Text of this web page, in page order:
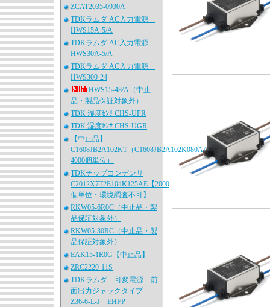
ZCAT2035-0930A
TDKラムダ AC入力電源
HWS15A-5/A
TDKラムダ AC入力電源
HWS30A-5/A
TDKラムダ AC入力電源
HWS300-24
HWS15-48/A（中止
品・製品保証対象外）
TDK 湿度ｾﾝｻ CHS-UPR
TDK 湿度ｾﾝｻ CHS-UGR
【中止品】
C1608JB2A102KT（C1608JB2A102K080AA、
4000個単位）
TDKチップコンデンサ
C2012X7T2E104K125AE【2000
個単位・環境調査不可】
RKW05-6R0C（中止品・製
品保証対象外）
RKW05-30RC（中止品・製
品保証対象外）
EAK15-1R0G【中止品】
ZRC2220-11S
TDKラムダ 可変電源 前
面出力ジャックタイプ
Z36-6-L-J EHFP